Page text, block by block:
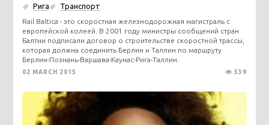
Рига Транспорт
Rail Baltica - это скоростная железнодорожная магистраль с
европейской колеей. В 2001 году министры сообщений стран
Балтии подписали договор о строительстве скоростной трассы,
которая должна соединить Берлин и Таллин по маршруту
Берлин-Познань-Варшава-Каунас-Рига-Таллин.
02 MARCH 2015 539